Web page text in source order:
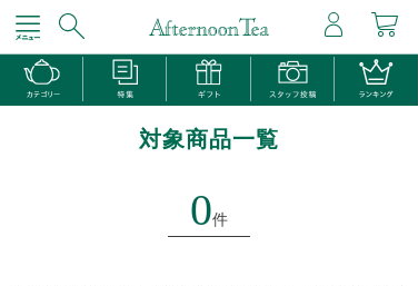
対象商品一覧
0件